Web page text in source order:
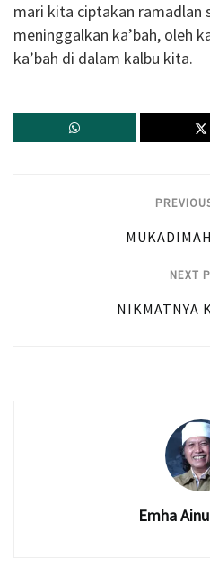
mari kita ciptakan
meninggalkan ka’bah, oleh
ka’bah di dalam kalbu kita.
NEXT
NIKMATNYA
Emha